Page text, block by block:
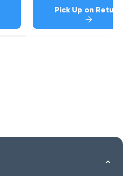
Pick Up on Return